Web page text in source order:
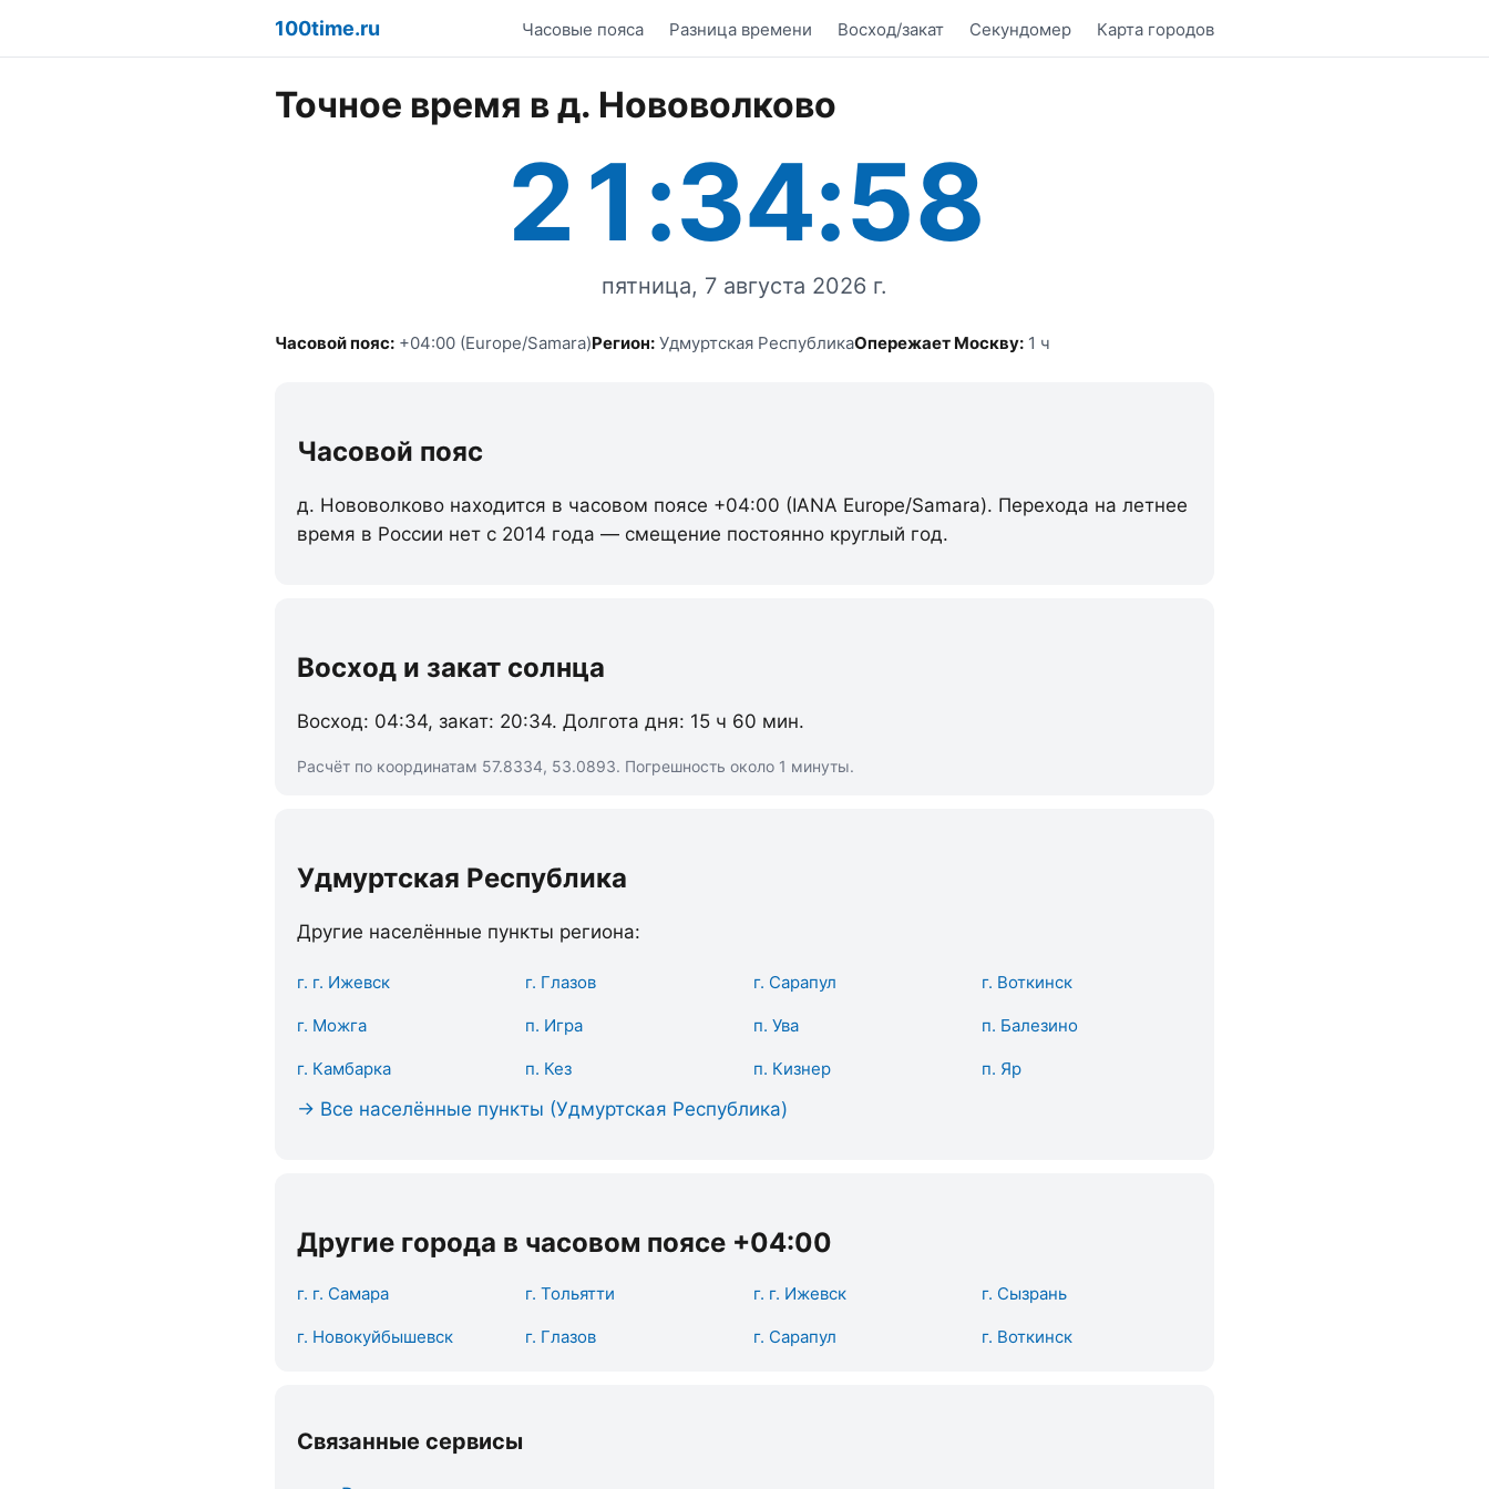
100time.ru Часовые пояса Разница времени Восход/закат Секундомер Карта городов
Точное время в д. Нововолково
21:34:58
пятница, 7 августа 2026 г.
Часовой пояс: +04:00 (Europe/Samara)Регион: Удмуртская РеспубликаОпережает Москву: 1 ч
Часовой пояс
д. Нововолково находится в часовом поясе +04:00 (IANA Europe/Samara). Перехода на летнее
время в России нет с 2014 года — смещение постоянно круглый год.
Восход и закат солнца
Восход: 04:34, закат: 20:34. Долгота дня: 15 ч 60 мин.
Расчёт по координатам 57.8334, 53.0893. Погрешность около 1 минуты.
Удмуртская Республика
Другие населённые пункты региона:
г. г. Ижевск г. Глазов г. Сарапул г. Воткинск
г. Можга п. Игра п. Ува п. Балезино
г. Камбарка п. Кез п. Кизнер п. Яр
→ Все населённые пункты (Удмуртская Республика)
Другие города в часовом поясе +04:00
г. г. Самара г. Тольятти г. г. Ижевск г. Сызрань
г. Новокуйбышевск г. Глазов г. Сарапул г. Воткинск
Связанные сервисы